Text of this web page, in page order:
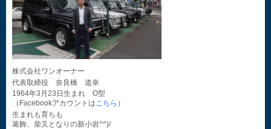
株式会社ワンオーナー
代表取締役 奈良橋 道幸
1964年3月23日生まれ O型
（Facebookアカウントはこちら ）
生まれも育ちも
葛飾、柴又となりの新小岩^^)/